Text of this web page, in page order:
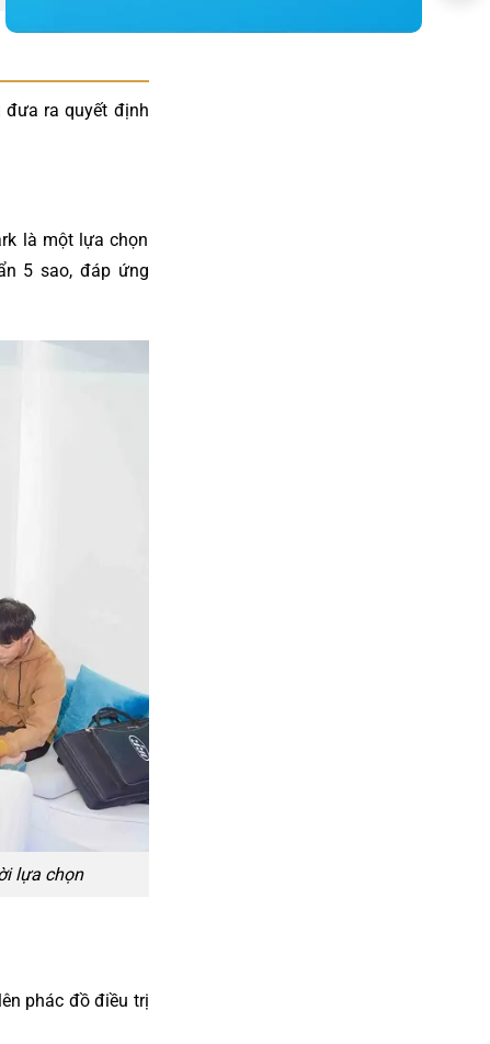
đưa ra quyết định
là một lựa chọn
5 sao, đáp ứng
lựa chọn
phác đồ điều trị